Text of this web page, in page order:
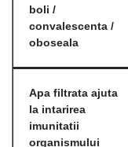
boli /
convalescenta /
oboseala
Apa filtrata ajuta
la intarirea
imunitatii
organismului